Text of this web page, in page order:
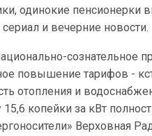
одинокие пенсионерки
и вечерние новости.
сознательное
повышение тарифов -
отопления и
копейки за кВт
Верховная